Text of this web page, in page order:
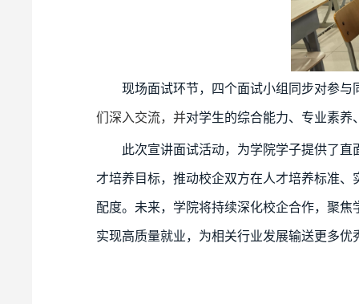
现场面试环节，四个面试小组同步对参
们深入交流，并对学生的综合能力、专业素
此次宣讲面试活动，为学院学子提供了
才培养目标，推动校企双方在人才培养标准
配度。未来，学院将持续深化校企合作，聚
实现高质量就业，为相关行业发展输送更多优